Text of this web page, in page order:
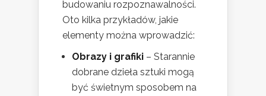
budowaniu rozpoznawalności.
Oto kilka przykładów, jakie
elementy można wprowadzić:
Obrazy i grafiki – Starannie
dobrane dzieła sztuki mogą
być świetnym sposobem na